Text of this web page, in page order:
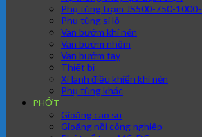
Phụ tùng trạm JS500-750-
Phụ tùng si lô
Van bướm khí nén
Van bướm nhôm
Van bướm tay
Thiết bị
Xi lanh điều khiển khí nén
Phụ tùng khác
PHỚT
Gioăng cao su
Gioăng nồi công nghiệp